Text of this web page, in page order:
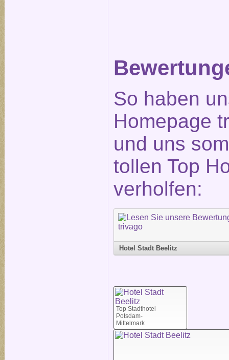
So haben
Homepage
und uns
tollen Top
verholfen:
Hotel Stadt Beelitz
Top Stadthotel
Potsdam-
Mittelmark